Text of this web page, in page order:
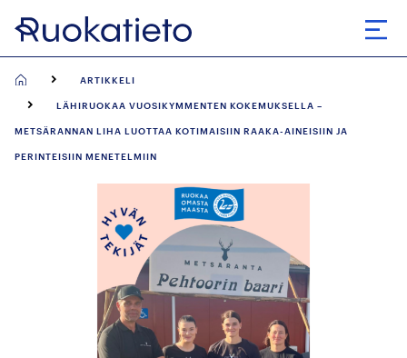
Siirry
suoraan
ARTIKKELI
LÄHIRUOKAA VUOSIKYMMENTEN KOKEMUKSELLA –
METSÄRANNAN LIHA LUOTTAA KOTIMAISIIN RAAKA-AINEISIIN JA
PERINTEISIIN MENETELMIIN